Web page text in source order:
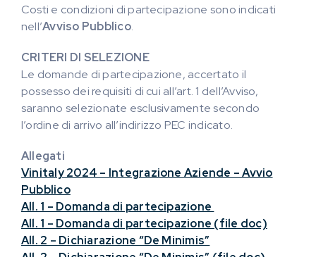
Costi e condizioni di partecipazione sono indicati
nell’Avviso Pubblico.
CRITERI DI SELEZIONE
Le domande di partecipazione, accertato il
possesso dei requisiti di cui all’art. 1 dell’Avviso,
saranno selezionate esclusivamente secondo
l’ordine di arrivo all’indirizzo PEC indicato.
Allegati
Vinitaly 2024 – Integrazione Aziende – Avvio
Pubblico
All. 1 – Domanda di partecipazione
All. 1 – Domanda di partecipazione (file doc)
All. 2 – Dichiarazione “De Minimis”